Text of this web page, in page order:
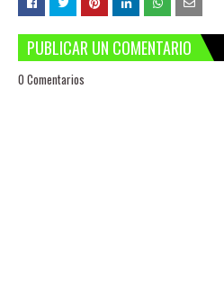
PUBLICAR UN COMENTARIO
0 Comentarios